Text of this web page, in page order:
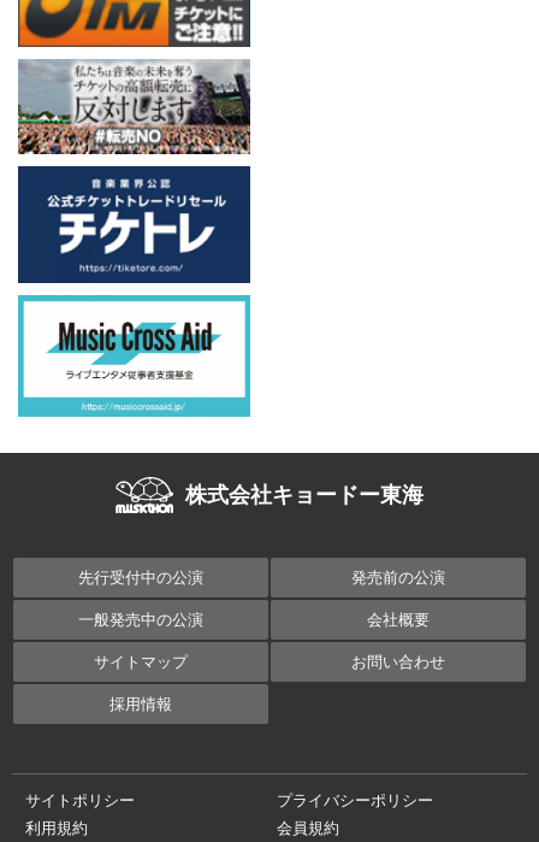
株式会社キョードー東海
先行受付中の公演 発売前の公演
一般発売中の公演 会社概要
サイトマップ お問い合わせ
採用情報
サイトポリシー
プライバシーポリシー
利用規約
会員規約